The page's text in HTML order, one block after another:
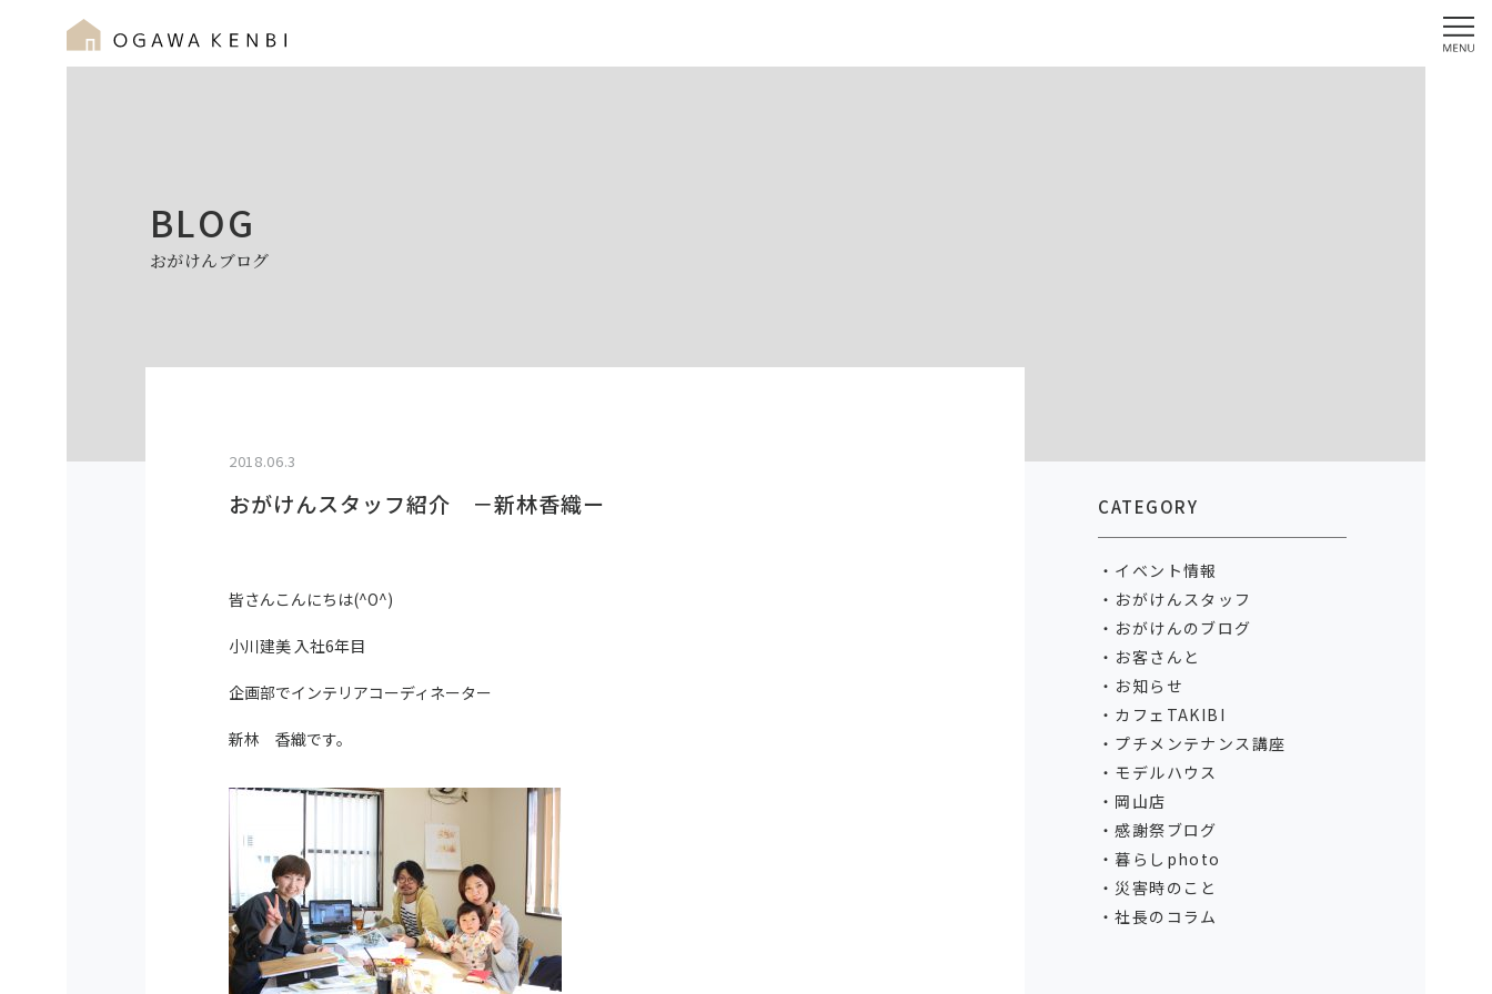
BLOG
おがけんブログ
2018.06.3
おがけんスタッフ紹介 －新林香織ー
皆さんこんにちは(^O^)
小川建美 入社6年目
企画部でインテリアコーディネーター
新林 香織です。
CATEGORY
イベント情報
おがけんスタッフ
おがけんのブログ
お客さんと
お知らせ
カフェTAKIBI
プチメンテナンス講座
モデルハウス
岡山店
感謝祭ブログ
暮らしphoto
災害時のこと
社長のコラム